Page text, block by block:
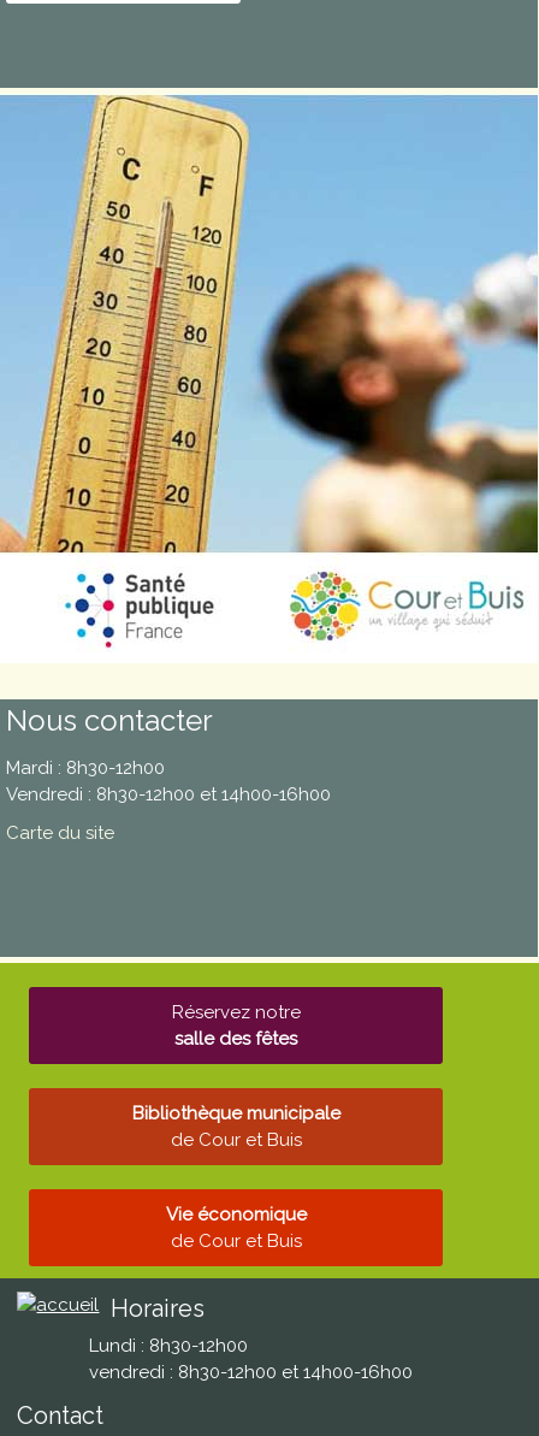
Nous contacter
Mardi : 8h30-12h00
Vendredi : 8h30-12h00 et 14h00-16h00
Carte du site
Réservez notre
salle des fêtes
Bibliothèque municipale
de Cour et Buis
Vie économique
de Cour et Buis
Horaires
Lundi : 8h30-12h00
vendredi : 8h30-12h00 et 14h00-16h00
Contact